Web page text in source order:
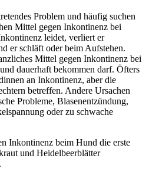
Problem und häufig suchen
Mittel gegen Inkontinenz bei
leidet, verliert er
er schläft oder beim Aufstehen.
Mittel gegen Inkontinenz bei
dauerhaft bekommen darf. Öfters
an Inkontinenz, aber die
betreffen. Andere Ursachen
Probleme, Blasenentzündung,
oder zu schwache
Inkontinenz beim Hund die erste
und Heidelbeerblätter